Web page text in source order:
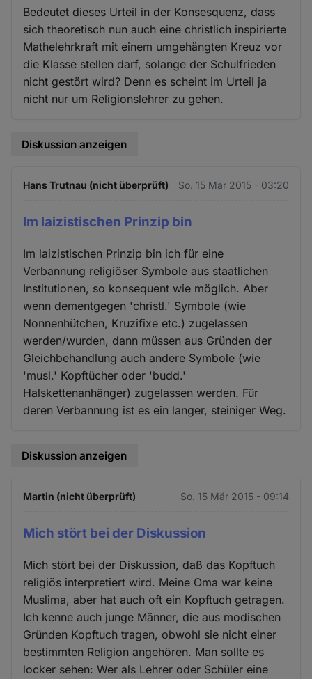
Bedeutet dieses Urteil in der Konsesquenz, dass
sich theoretisch nun auch eine christlich inspirierte
Mathelehrkraft mit einem umgehängten Kreuz vor
die Klasse stellen darf, solange der Schulfrieden
nicht gestört wird? Denn es scheint im Urteil ja
nicht nur um Religionslehrer zu gehen.
Diskussion anzeigen
Hans Trutnau (nicht überprüft) So. 15 Mär 2015 - 03:20
Im laizistischen Prinzip bin
Im laizistischen Prinzip bin ich für eine
Verbannung religiöser Symbole aus staatlichen
Institutionen, so konsequent wie möglich. Aber
wenn dementgegen 'christl.' Symbole (wie
Nonnenhütchen, Kruzifixe etc.) zugelassen
werden/wurden, dann müssen aus Gründen der
Gleichbehandlung auch andere Symbole (wie
'musl.' Kopftücher oder 'budd.'
Halskettenanhänger) zugelassen werden. Für
deren Verbannung ist es ein langer, steiniger Weg.
Diskussion anzeigen
Martin (nicht überprüft) So. 15 Mär 2015 - 09:14
Mich stört bei der Diskussion
Mich stört bei der Diskussion, daß das Kopftuch
religiös interpretiert wird. Meine Oma war keine
Muslima, aber hat auch oft ein Kopftuch getragen.
Ich kenne auch junge Männer, die aus modischen
Gründen Kopftuch tragen, obwohl sie nicht einer
bestimmten Religion angehören. Man sollte es
locker sehen: Wer als Lehrer oder Schüler eine